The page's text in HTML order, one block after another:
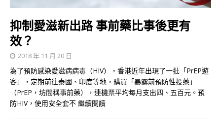
抑制愛滋新出路 事前藥比事後更有
效？
2018 年 11 月 20 日
為了預防感染愛滋病病毒（HIV），香港近年出現了一批「PrEP遊
客」，定期前往泰國、印度等地，購買「暴露前預防性投藥」
（PrEP，坊間稱事前藥），連機票平均每月支出四、五百元。預
防HIV，使用安全套不 繼續閱讀